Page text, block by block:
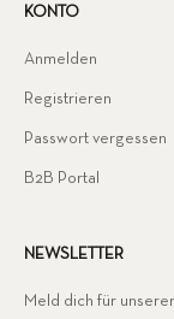
KONTO
Anmelden
Registrieren
Passwort vergessen
B2B Portal
NEWSLETTER
Meld dich für